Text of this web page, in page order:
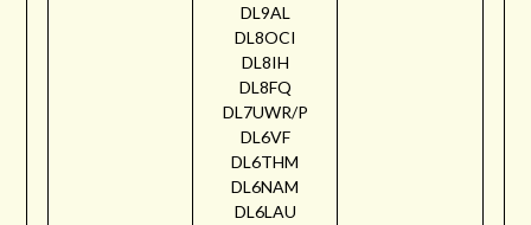
DL9AL
DL8OCI
DL8IH
DL8FQ
DL7UWR/P
DL6VF
DL6THM
DL6NAM
DL6LAU